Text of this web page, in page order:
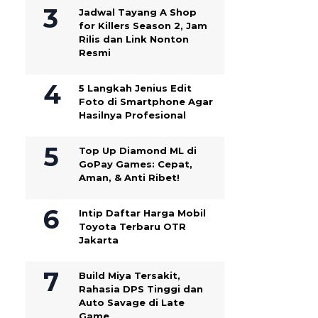
Jadwal Tayang A Shop
for Killers Season 2, Jam
Rilis dan Link Nonton
Resmi
5 Langkah Jenius Edit
Foto di Smartphone Agar
Hasilnya Profesional
Top Up Diamond ML di
GoPay Games: Cepat,
Aman, & Anti Ribet!
Intip Daftar Harga Mobil
Toyota Terbaru OTR
Jakarta
Build Miya Tersakit,
Rahasia DPS Tinggi dan
Auto Savage di Late